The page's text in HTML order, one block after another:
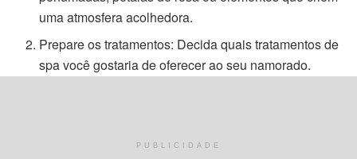
uma atmosfera acolhedora.
Prepare os tratamentos: Decida quais tratamentos de
spa você gostaria de oferecer ao seu namorado.
Separe os produtos necessários, como óleos de
PUBLICIDADE